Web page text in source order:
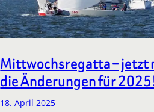
Mittwochsregatta – jetzt
die Änderungen für
18. April 2025